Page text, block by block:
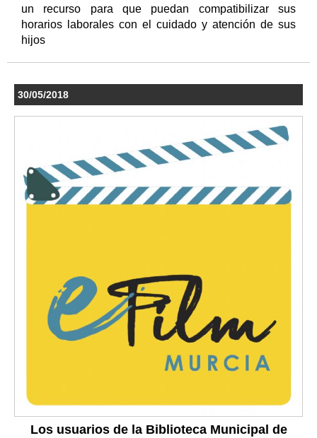
un recurso para que puedan compatibilizar sus
horarios laborales con el cuidado y atención de sus
hijos
30/05/2018
Los usuarios de la Biblioteca Municipal de